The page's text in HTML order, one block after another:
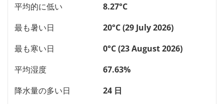
平均的に低い
8.27°C
最も暑い日
20°C (29 July 2026)
最も寒い日
0°C (23 August 2026)
平均湿度
67.63%
降水量の多い日
24 日